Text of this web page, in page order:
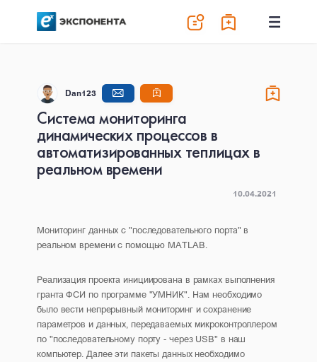
Dan123
Система мониторинга
динамических процессов в
автоматизированных теплицах в
реальном времени
10.04.2021
Мониторинг данных с "последовательного порта" в
реальном времени с помощью MATLAB.
Реализация проекта инициирована в рамках выполнения
гранта ФСИ по программе "УМНИК". Нам необходимо
было вести непрерывный мониторинг и сохранение
параметров и данных, передаваемых микроконтроллером
по "последовательному порту - через USB" в наш
компьютер. Далее эти пакеты данных необходимо